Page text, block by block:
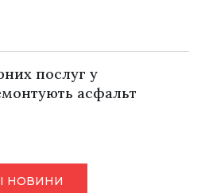
послуг у
асфальт
НОВИНИ